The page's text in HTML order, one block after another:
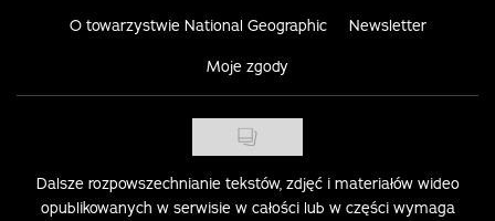
O towarzystwie National Geographic Newsletter
Moje zgody
Dalsze rozpowszechnianie tekstów, zdjęć i materiałów wideo
opublikowanych w serwisie w całości lub w części wymaga